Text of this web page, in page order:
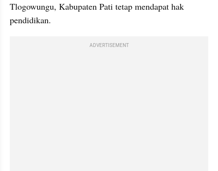
Tlogowungu, Kabupaten Pati tetap mendapat hak
pendidikan.
ADVERTISEMENT